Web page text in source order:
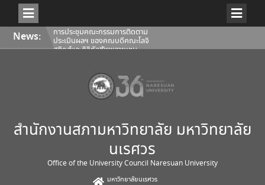
Skip
content
News: การประชุมคณะกรรมการติดตาม
ประเมินผลฯ ของคณบดีคณะโลจิ
สติกส์และดิจิทัลซัพพลายเชน
ครั้งที่ 350 (8/2569) วันเสาร์ที่ 1
สิงหาคม 2569
การประชุมคณะกรรมการติดตาม
ประเมินผลฯ ของคณบดีคณะ
สำนักงานสภามหาวิทยาลัย มหาวิทยาลัย
นเรศวร
Office of the University Council Naresuan University
มหาวิทยาลัยนเรศวร